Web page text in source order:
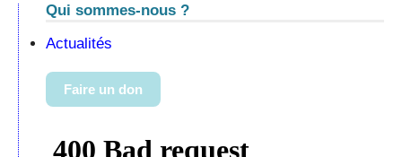
Qui sommes-nous ?
Actualités
Faire un don